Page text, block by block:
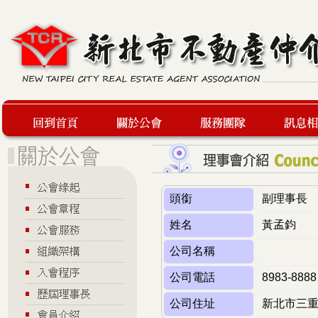
服務團隊 最新訊息
頭銜 副理事長
姓名 黃孟鈞
公司名稱
公司電話 8983-8888
公司住址 新北市三